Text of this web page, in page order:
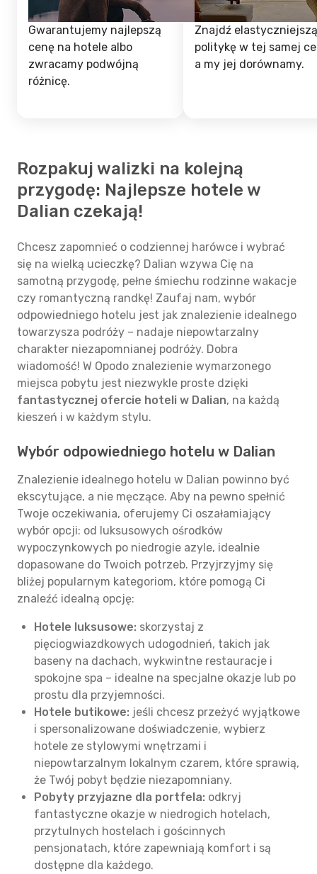
Gwarantujemy najlepszą
cenę na hotele albo
zwracamy podwójną
różnicę.
Znajdź elastyczniejszą
politykę w tej samej
a my jej dorównamy.
Rozpakuj walizki na kolejną
przygodę: Najlepsze hotele w
Dalian czekają!
Chcesz zapomnieć o codziennej harówce i wybrać
się na wielką ucieczkę? Dalian wzywa Cię na
samotną przygodę, pełne śmiechu rodzinne wakacje
czy romantyczną randkę! Zaufaj nam, wybór
odpowiedniego hotelu jest jak znalezienie idealnego
towarzysza podróży – nadaje niepowtarzalny
charakter niezapomnianej podróży. Dobra
wiadomość! W Opodo znalezienie wymarzonego
miejsca pobytu jest niezwykle proste dzięki
fantastycznej ofercie hoteli w Dalian, na każdą
kieszeń i w każdym stylu.
Wybór odpowiedniego hotelu w Dalian
Znalezienie idealnego hotelu w Dalian powinno być
ekscytujące, a nie męczące. Aby na pewno spełnić
Twoje oczekiwania, oferujemy Ci oszałamiający
wybór opcji: od luksusowych ośrodków
wypoczynkowych po niedrogie azyle, idealnie
dopasowane do Twoich potrzeb. Przyjrzyjmy się
bliżej popularnym kategoriom, które pomogą Ci
znaleźć idealną opcję:
Hotele luksusowe: skorzystaj z
pięciogwiazdkowych udogodnień, takich jak
baseny na dachach, wykwintne restauracje i
spokojne spa – idealne na specjalne okazje lub po
prostu dla przyjemności.
Hotele butikowe: jeśli chcesz przeżyć wyjątkowe
i spersonalizowane doświadczenie, wybierz
hotele ze stylowymi wnętrzami i
niepowtarzalnym lokalnym czarem, które sprawią,
że Twój pobyt będzie niezapomniany.
Pobyty przyjazne dla portfela: odkryj
fantastyczne okazje w niedrogich hotelach,
przytulnych hostelach i gościnnych
pensjonatach, które zapewniają komfort i są
dostępne dla każdego.